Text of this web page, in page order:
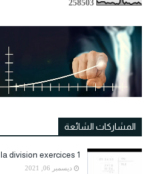
258503
المشاركات الشائعة
la division exercices 1.
ديسمبر 06, 2021